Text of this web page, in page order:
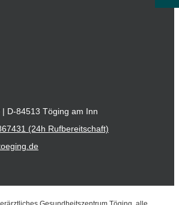
D-84513 Töging am Inn
(24h Rufbereitschaft)